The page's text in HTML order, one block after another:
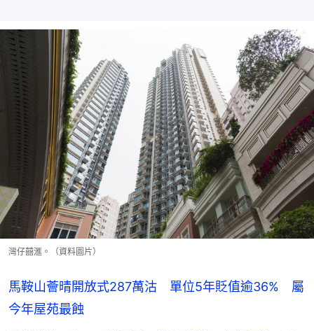
灣仔囍滙。（資料圖片）
馬鞍山薈晴開放式287萬沽 單位5年貶值逾36% 屬
今年屋苑最蝕